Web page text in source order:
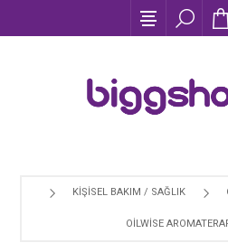
KİŞİSEL BAKIM / SAĞLIK
OILWISE